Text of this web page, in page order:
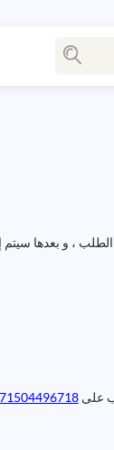
، و بعدها سيتم
على